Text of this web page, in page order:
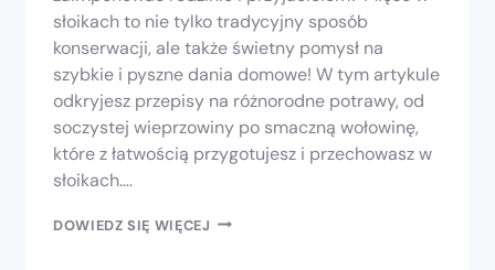
słoikach to nie tylko tradycyjny sposób
konserwacji, ale także świetny pomysł na
szybkie i pyszne dania domowe! W tym artykule
odkryjesz przepisy na różnorodne potrawy, od
soczystej wieprzowiny po smaczną wołowinę,
które z łatwością przygotujesz i przechowasz w
słoikach….
DOWIEDZ SIĘ WIĘCEJ